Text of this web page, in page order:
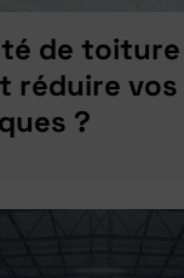
de toiture
réduire
?